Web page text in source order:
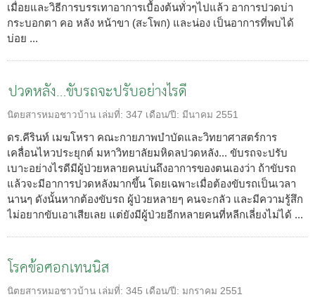
เมื่อยและวิธีการบรรเทาอาการเบื้องต้นทั่วๆไปแล้ว อาการปวดบ่า
กระบอกตา คอ หลัง หน้าขา (สะโพก) และน่อง เป็นอาการที่พบได้
บ่อย ...
ปวดหลัง…ขับรถจะปรับอย่างไรดี
นิตยสารหมอชาวบ้าน เล่มที่: 347 เดือน/ปี: มีนาคม 2551
ดร.คีรินท์ เมฆโหรา คณะกายภาพบำบัดและวิทยาศาสตร์การ
เคลื่อนไหวประยุกต์ มหาวิทยาลัยมหิดลปวดหลัง... ขับรถจะปรับ
เบาะอย่างไรดีมีผู้ป่วยหลายคนบ่นถึงอาการของตนเองว่า ถ้าขับรถ
แล้วจะมีอาการปวดหลังมากขึ้น โดยเฉพาะเมื่อต้องขับรถเป็นเวลา
นานๆ ดังนั้นหากต้องขับรถ ผู้ป่วยหลายๆ คนจะกลัว และมีความรู้สึก
ไม่อยากขับเอาเสียเลย แต่ยังมีผู้ป่วยอีกหลายคนที่หลีกเลี่ยงไม่ได้ ...
โรคข้อศอกเทนนิส
นิตยสารหมอชาวบ้าน เล่มที่: 345 เดือน/ปี: มกราคม 2551